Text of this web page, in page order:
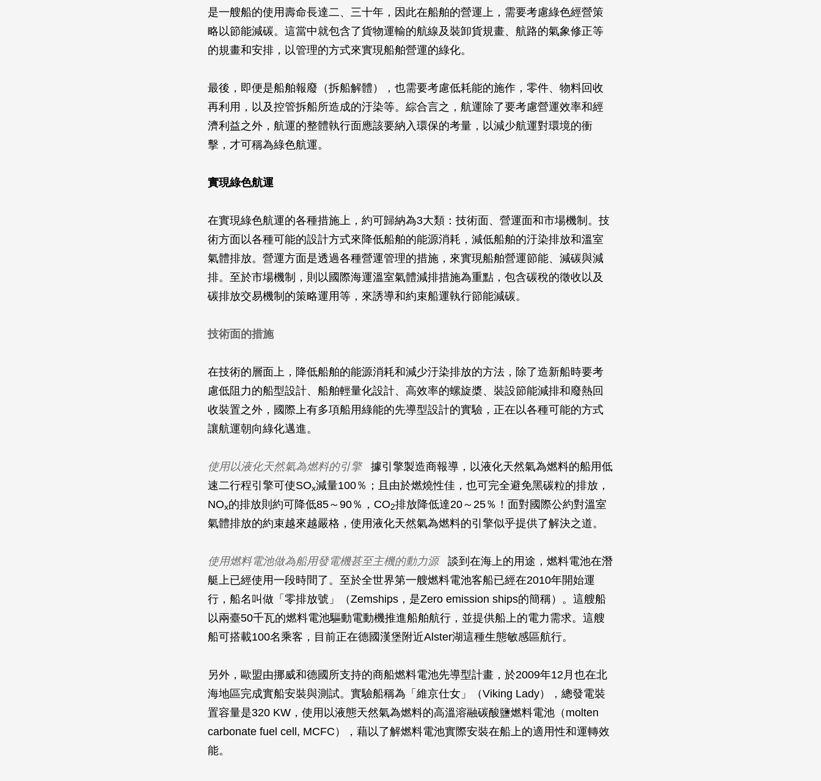
是一艘船的使用壽命長達二、三十年，因此在船舶的營運上，需要考慮綠色經營策
略以節能減碳。這當中就包含了貨物運輸的航線及裝卸貨規畫、航路的氣象修正等
的規畫和安排，以管理的方式來實現船舶營運的綠化。
最後，即便是船舶報廢（拆船解體），也需要考慮低耗能的施作，零件、物料回收
再利用，以及控管拆船所造成的汙染等。綜合言之，航運除了要考慮營運效率和經
濟利益之外，航運的整體執行面應該要納入環保的考量，以減少航運對環境的衝
擊，才可稱為綠色航運。
實現綠色航運
在實現綠色航運的各種措施上，約可歸納為3大類：技術面、營運面和市場機制。技
術方面以各種可能的設計方式來降低船舶的能源消耗，減低船舶的汙染排放和溫室
氣體排放。營運方面是透過各種營運管理的措施，來實現船舶營運節能、減碳與減
排。至於市場機制，則以國際海運溫室氣體減排措施為重點，包含碳稅的徵收以及
碳排放交易機制的策略運用等，來誘導和約束船運執行節能減碳。
技術面的措施
在技術的層面上，降低船舶的能源消耗和減少汙染排放的方法，除了造新船時要考
慮低阻力的船型設計、船舶輕量化設計、高效率的螺旋槳、裝設節能減排和廢熱回
收裝置之外，國際上有多項船用綠能的先導型設計的實驗，正在以各種可能的方式
讓航運朝向綠化邁進。
使用以液化天然氣為燃料的引擎據引擎製造商報導，以液化天然氣為燃料的船用低
速二行程引擎可使SOx減量100％；且由於燃燒性佳，也可完全避免黑碳粒的排放，
NOx的排放則約可降低85～90％，CO2排放降低達20～25％！面對國際公約對溫室
氣體排放的約束越來越嚴格，使用液化天然氣為燃料的引擎似乎提供了解決之道。
使用燃料電池做為船用發電機甚至主機的動力源談到在海上的用途，燃料電池在潛
艇上已經使用一段時間了。至於全世界第一艘燃料電池客船已經在2010年開始運
行，船名叫做「零排放號」（Zemships，是Zero emission ships的簡稱）。這艘船
以兩臺50千瓦的燃料電池驅動電動機推進船舶航行，並提供船上的電力需求。這艘
船可搭載100名乘客，目前正在德國漢堡附近Alster湖這種生態敏感區航行。
另外，歐盟由挪威和德國所支持的商船燃料電池先導型計畫，於2009年12月也在北
海地區完成實船安裝與測試。實驗船稱為「維京仕女」（Viking Lady），總發電裝
置容量是320 KW，使用以液態天然氣為燃料的高溫溶融碳酸鹽燃料電池（molten
carbonate fuel cell, MCFC），藉以了解燃料電池實際安裝在船上的適用性和運轉效
能。